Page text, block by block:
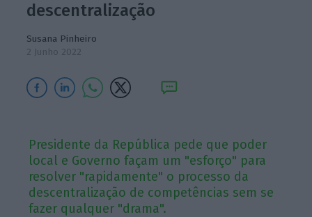
descentralização
Susana Pinheiro
2 Junho 2022
Presidente da República pede que poder
local e Governo façam um "esforço" para
resolver "rapidamente" o processo da
descentralização de competências sem se
fazer qualquer "drama".